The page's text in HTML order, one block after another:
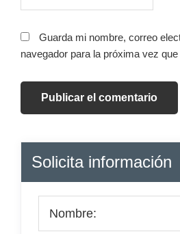
Guarda mi nombre, correo
navegador para la próxima vez
Barra
lateral
principal
Solicita información